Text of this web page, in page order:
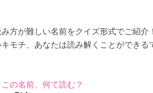
方が難しい名前をクイズ形式でご紹介
モチ、あなたは読み解くことができる
の名前、何て読む？